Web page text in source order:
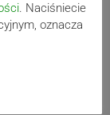
. Naciśniecie
oznacza